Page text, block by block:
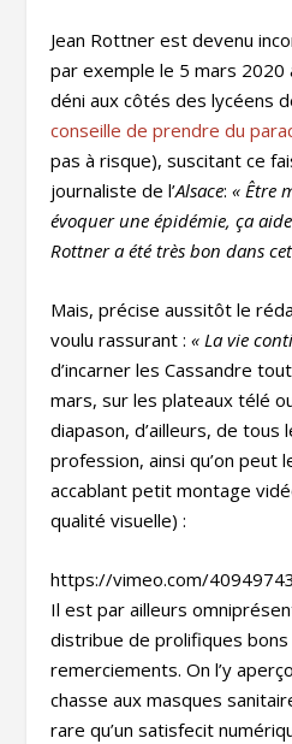
Jean Rottner est devenu
par exemple le 5 mars
déni aux côtés des lycéens
conseille de prendre du
pas à risque), suscitant ce
journaliste de l’Alsace:« Être
évoquer une épidémie, ça
Rottner a été très bon dans
Mais, précise aussitôt le
voulu rassurant :« La vie
d’incarner les Cassandre
mars, sur les plateaux télé
diapason, d’ailleurs, de tous
profession, ainsi qu’on peut
accablant petit montage
qualité visuelle) :
https://vimeo.com/
Il est par ailleurs
distribue de prolifiques
remerciements. On l’y
chasse aux masques
rare qu’un satisfecit